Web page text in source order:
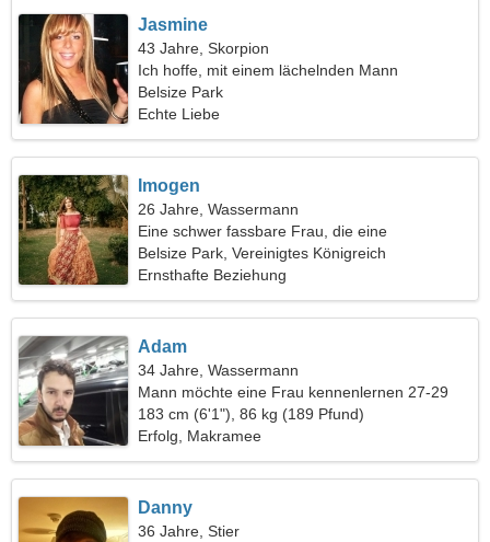
Jasmine
43 Jahre, Skorpion
Ich hoffe, mit einem lächelnden Mann
auszugehen
Belsize Park
Echte Liebe
Imogen
26 Jahre, Wassermann
Eine schwer fassbare Frau, die eine
leidenschaftliche Beziehung sucht
Belsize Park, Vereinigtes Königreich
Ernsthafte Beziehung
Adam
34 Jahre, Wassermann
Mann möchte eine Frau kennenlernen 27-29
183 cm (6'1"), 86 kg (189 Pfund)
Erfolg, Makramee
Danny
36 Jahre, Stier